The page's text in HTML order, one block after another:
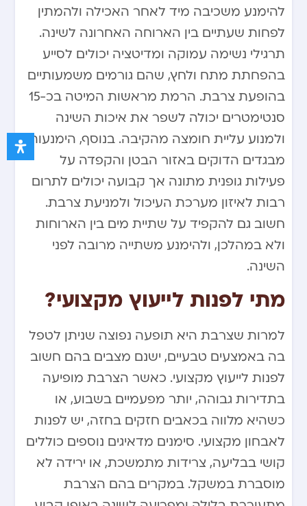
להימנע משכיבה מיד לאחר האכילה ולהמתין
לפחות שעתיים בין הארוחה האחרונה לשינה.
תרגילי נשימה עמוקה ומדיטציה יכולים לסייע
בהפחתת מתח ולחץ, שהם גורמים משמעותיים
בהופעת צרבת. הרמת מראשות המיטה בכ-15
סנטימטרים יכולה לשפר את איכות השינה
ולמנוע עליית חומצה מהקיבה. בנוסף, הימנעות
מבגדים הדוקים באזור הבטן והקפדה על
פעילות גופנית מתונה אך קבועה יכולים לתרום
רבות לאיזון מערכת העיכול ולמניעת צרבת.
חשוב גם להקפיד על שתיית מים בין הארוחות
ולא במהלכן, ולהימנע משתייה מרובה לפני
השינה.
מתי לפנות לייעוץ מקצועי?
למרות שצרבת היא תופעה נפוצה שניתן לטפל
בה באמצעים טבעיים, ישנם מצבים בהם חשוב
לפנות לייעוץ מקצועי. כאשר הצרבת מופיעה
בתדירות גבוהה, יותר מפעמיים בשבוע, או
כשהיא מלווה בכאבים חזקים בחזה, יש לפנות
לאבחון מקצועי. סימנים מדאיגים נוספים כוללים
קושי בבליעה, צרידות מתמשכת, או ירידה לא
מוסברת במשקל. במקרים בהם הצרבת